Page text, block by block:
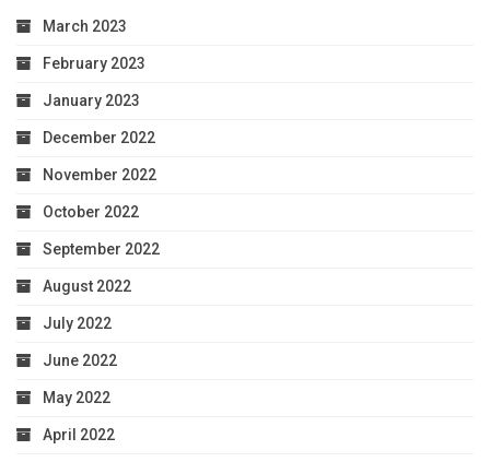
March 2023
February 2023
January 2023
December 2022
November 2022
October 2022
September 2022
August 2022
July 2022
June 2022
May 2022
April 2022